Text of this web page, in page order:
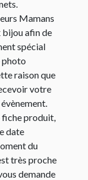
Mamans
bijou afin de
spécial
photo
raison que
votre
fiche produit,
date
du
très proche
demande